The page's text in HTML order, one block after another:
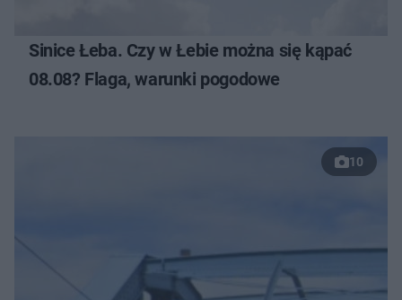
Sinice Łeba. Czy w Łebie można się kąpać
08.08? Flaga, warunki pogodowe
10